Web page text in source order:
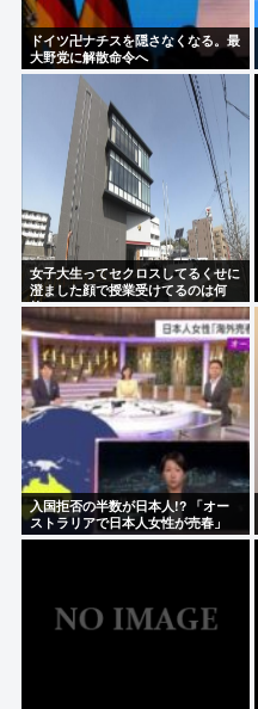
アイドル「歌ってみた
ど下手ですね」
Powered by livedoor 相互
ドイツ卍ナチスを隠さなくなる。最
大野党に解散命令へ
女子大生ってセクロスしてるくせに
澄ました顔で授業受けてるのは何
故？？
入国拒否の半数が日本人!? 「オー
ストラリアで日本人女性が売春」